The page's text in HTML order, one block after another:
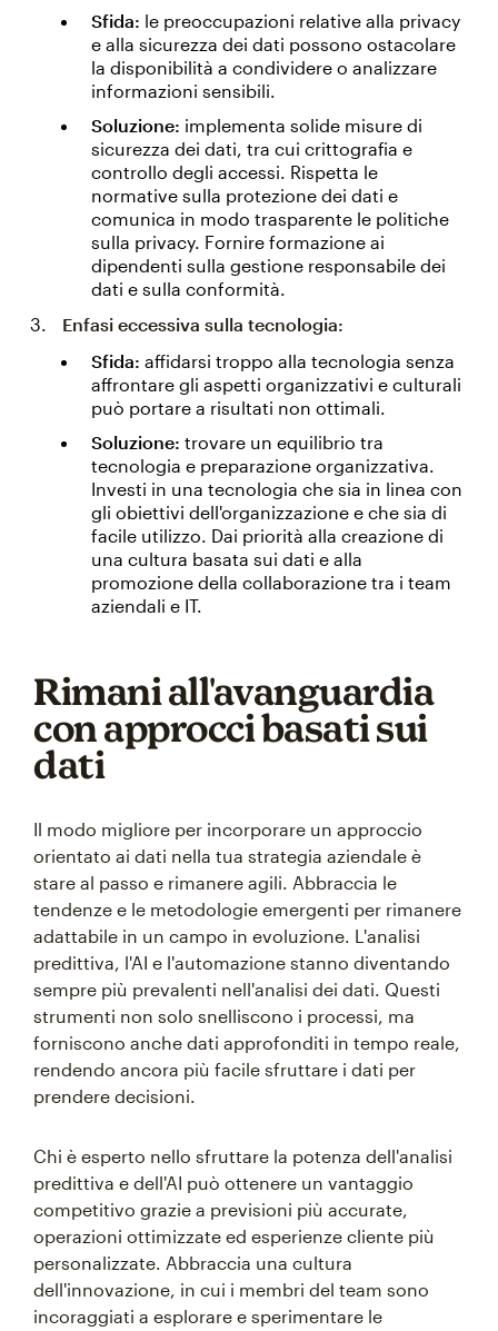
Sfida: le preoccupazioni relative alla privacy
e alla sicurezza dei dati possono ostacolare
la disponibilità a condividere o analizzare
informazioni sensibili.
Soluzione: implementa solide misure di
sicurezza dei dati, tra cui crittografia e
controllo degli accessi. Rispetta le
normative sulla protezione dei dati e
comunica in modo trasparente le politiche
sulla privacy. Fornire formazione ai
dipendenti sulla gestione responsabile dei
dati e sulla conformità.
Enfasi eccessiva sulla tecnologia:
Sfida: affidarsi troppo alla tecnologia senza
affrontare gli aspetti organizzativi e culturali
può portare a risultati non ottimali.
Soluzione: trovare un equilibrio tra
tecnologia e preparazione organizzativa.
Investi in una tecnologia che sia in linea con
gli obiettivi dell'organizzazione e che sia di
facile utilizzo. Dai priorità alla creazione di
una cultura basata sui dati e alla
promozione della collaborazione tra i team
aziendali e IT.
Rimani all'avanguardia
con approcci basati sui
dati
Il modo migliore per incorporare un approccio
orientato ai dati nella tua strategia aziendale è
stare al passo e rimanere agili. Abbraccia le
tendenze e le metodologie emergenti per rimanere
adattabile in un campo in evoluzione. L'analisi
predittiva, l'AI e l'automazione stanno diventando
sempre più prevalenti nell'analisi dei dati. Questi
strumenti non solo snelliscono i processi, ma
forniscono anche dati approfonditi in tempo reale,
rendendo ancora più facile sfruttare i dati per
prendere decisioni.
Chi è esperto nello sfruttare la potenza dell'analisi
predittiva e dell'AI può ottenere un vantaggio
competitivo grazie a previsioni più accurate,
operazioni ottimizzate ed esperienze cliente più
personalizzate. Abbraccia una cultura
dell'innovazione, in cui i membri del team sono
incoraggiati a esplorare e sperimentare le